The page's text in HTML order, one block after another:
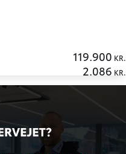
119.900 KR.
2.086 KR.